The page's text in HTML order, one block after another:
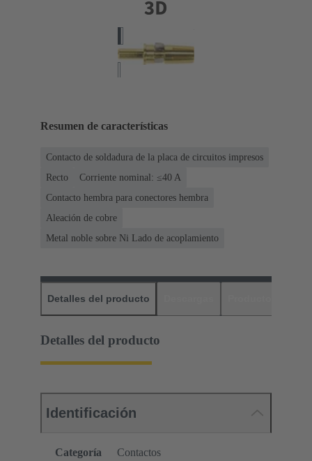
Resumen de características
Contacto de soldadura de la placa de circuitos impresos
Recto
Corriente nominal: ≤40 A
Contacto hembra para conectores hembra
Aleación de cobre
Metal noble sobre Ni Lado de acoplamiento
Detalles del producto
Detalles del producto
Identificación
Categoría
Contactos